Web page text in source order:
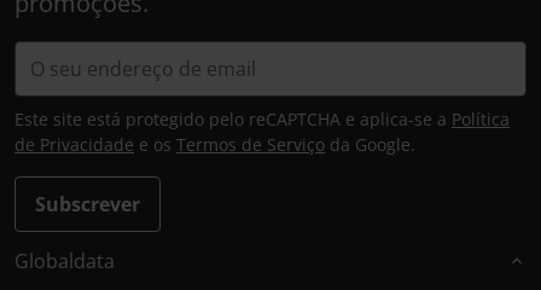
Subscrever
Este site está protegido pelo reCAPTCHA e aplica-se a Política
de Privacidade e os Termos de Serviço da Google.
Globaldata